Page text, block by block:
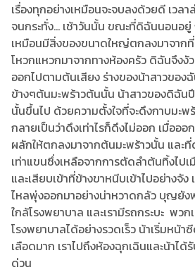
เรื่องทุกอย่างเหมือนจะจบลงด้วยดี เวล
จนกระทั่ง... เช้าวันนั้น ขณะที่ดิฉันนอนอ
เหมือนมีสิ่งของขนาดใหญ่ตกลงมาจาก
โหวกแหวกมาจากทางห้องครัว ดิฉันจึงงั
ออกไปตามต้นเสียง ร่างของน้าสาวขอ
ข้างๆต้นมะพร้าวต้นนั้น น้าสาวของดิฉัน
นั้นขึ้นไป ด้วยความตั้งใจที่จะดึงกาบมะ
กลายเป็นว่าดึงเท่าไรก็ดึงไม่ออก เมื่ออ
ผลักให้ตกลงมาจากต้นมะพร้าวนั้น และ
เท่าแขนซึ่งเหลือจากการตัดลำต้นทิ้งไป
และเสียบเข้าที่ข้างขาหนีบเข้าไปอย่างจั
ไหลพุ่งออกมาอย่างน่าหวาดกลัว บุญยัง
ใกล้โรงพยาบาล และเรามีรถกระบะ พว
โรงพยาบาลได้อย่างรวดเร็ว น้าเริ่มหน้า
เลือดมาก เราไปถึงห้องฉุกเฉินและน้าได้
ด่วน